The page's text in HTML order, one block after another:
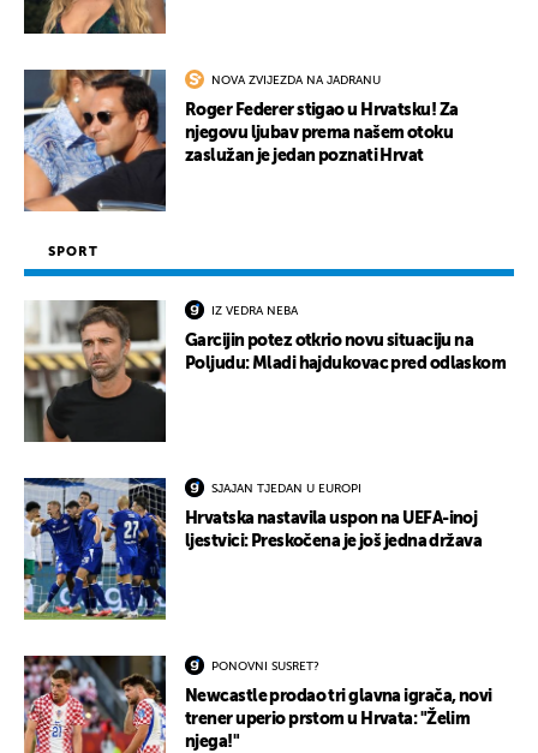
NOVA ZVIJEZDA NA JADRANU
Roger Federer stigao u Hrvatsku! Za
njegovu ljubav prema našem otoku
zaslužan je jedan poznati Hrvat
SPORT
IZ VEDRA NEBA
Garcijin potez otkrio novu situaciju na
Poljudu: Mladi hajdukovac pred odlaskom
SJAJAN TJEDAN U EUROPI
Hrvatska nastavila uspon na UEFA-inoj
ljestvici: Preskočena je još jedna država
PONOVNI SUSRET?
Newcastle prodao tri glavna igrača, novi
trener uperio prstom u Hrvata: "Želim
njega!"